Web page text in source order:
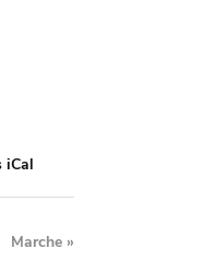
iCal
Marche »